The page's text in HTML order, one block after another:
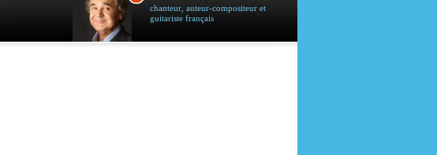
chanteur, auteur-compositeur et
guitariste français